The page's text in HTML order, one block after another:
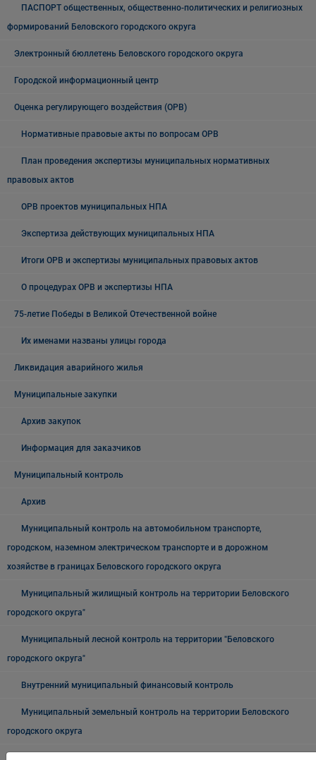
ПАСПОРТ общественных, общественно-политических и религиозных
формирований Беловского городского округа
Электронный бюллетень Беловского городского округа
Городской информационный центр
Оценка регулирующего воздействия (ОРВ)
Нормативные правовые акты по вопросам ОРВ
План проведения экспертизы муниципальных нормативных
правовых актов
ОРВ проектов муниципальных НПА
Экспертиза действующих муниципальных НПА
Итоги ОРВ и экспертизы муниципальных правовых актов
О процедурах ОРВ и экспертизы НПА
75-летие Победы в Великой Отечественной войне
Их именами названы улицы города
Ликвидация аварийного жилья
Муниципальные закупки
Архив закупок
Информация для заказчиков
Муниципальный контроль
Архив
Муниципальный контроль на автомобильном транспорте,
городском, наземном электрическом транспорте и в дорожном
хозяйстве в границах Беловского городского округа
Муниципальный жилищный контроль на территории Беловского
городского округа"
Муниципальный лесной контроль на территории "Беловского
городского округа"
Внутренний муниципальный финансовый контроль
Муниципальный земельный контроль на территории Беловского
городского округа